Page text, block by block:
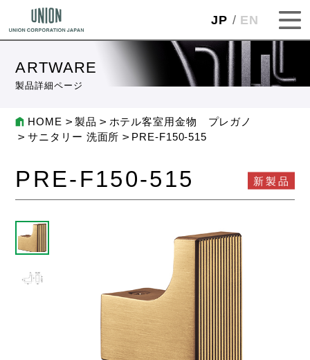
JP EN
ARTWARE
製品詳細ページ
HOME 製品
ホテル客室用金物 プレガノ
サニタリー 洗面所
PRE-F150-515
PRE-F150-515 新製品